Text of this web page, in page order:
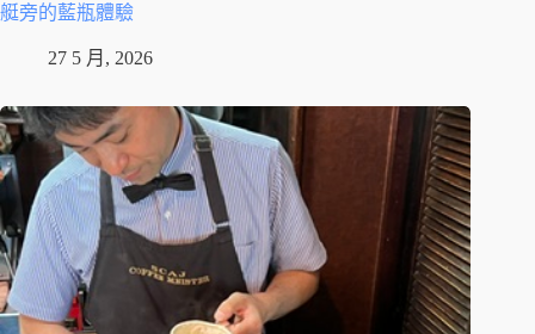
艇旁的藍瓶體驗
27 5 月, 2026